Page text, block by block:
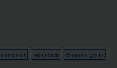
siampiwat retail-tech the-mall-group